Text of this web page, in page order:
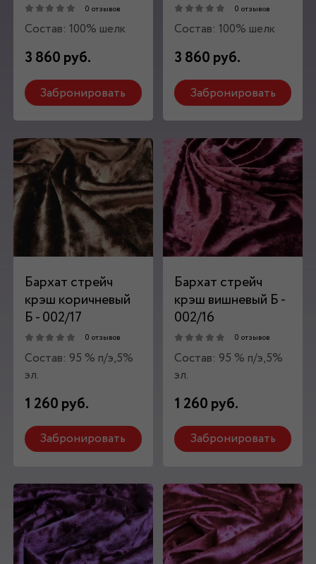
0 отзывов
Состав: 100% шелк
3 860 руб.
Забронировать
0 отзывов
Состав: 100% шелк
3 860 руб.
Забронировать
Бархат стрейч
крэш коричневый
Б - 002/17
0 отзывов
Состав: 95 % п/э,5%
эл.
1 260 руб.
Забронировать
Бархат стрейч
крэш вишневый Б -
002/16
0 отзывов
Состав: 95 % п/э,5%
эл.
1 260 руб.
Забронировать